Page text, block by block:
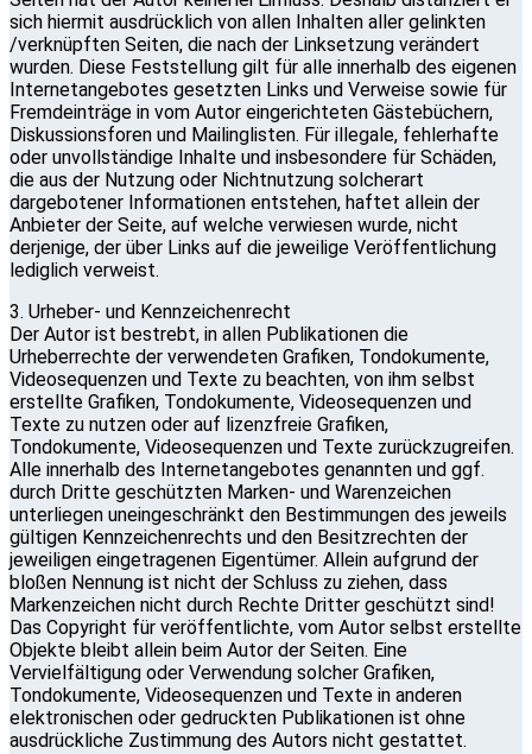
sich hiermit ausdrücklich von allen Inhalten aller gelinkten
/verknüpften Seiten, die nach der Linksetzung verändert
wurden. Diese Feststellung gilt für alle innerhalb des eigenen
Internetangebotes gesetzten Links und Verweise sowie für
Fremdeinträge in vom Autor eingerichteten Gästebüchern,
Diskussionsforen und Mailinglisten. Für illegale, fehlerhafte
oder unvollständige Inhalte und insbesondere für Schäden,
die aus der Nutzung oder Nichtnutzung solcherart
dargebotener Informationen entstehen, haftet allein der
Anbieter der Seite, auf welche verwiesen wurde, nicht
derjenige, der über Links auf die jeweilige Veröffentlichung
lediglich verweist.
3. Urheber- und Kennzeichenrecht
Der Autor ist bestrebt, in allen Publikationen die
Urheberrechte der verwendeten Grafiken, Tondokumente,
Videosequenzen und Texte zu beachten, von ihm selbst
erstellte Grafiken, Tondokumente, Videosequenzen und
Texte zu nutzen oder auf lizenzfreie Grafiken,
Tondokumente, Videosequenzen und Texte zurückzugreifen.
Alle innerhalb des Internetangebotes genannten und ggf.
durch Dritte geschützten Marken- und Warenzeichen
unterliegen uneingeschränkt den Bestimmungen des jeweils
gültigen Kennzeichenrechts und den Besitzrechten der
jeweiligen eingetragenen Eigentümer. Allein aufgrund der
bloßen Nennung ist nicht der Schluss zu ziehen, dass
Markenzeichen nicht durch Rechte Dritter geschützt sind!
Das Copyright für veröffentlichte, vom Autor selbst erstellte
Objekte bleibt allein beim Autor der Seiten. Eine
Vervielfältigung oder Verwendung solcher Grafiken,
Tondokumente, Videosequenzen und Texte in anderen
elektronischen oder gedruckten Publikationen ist ohne
ausdrückliche Zustimmung des Autors nicht gestattet.